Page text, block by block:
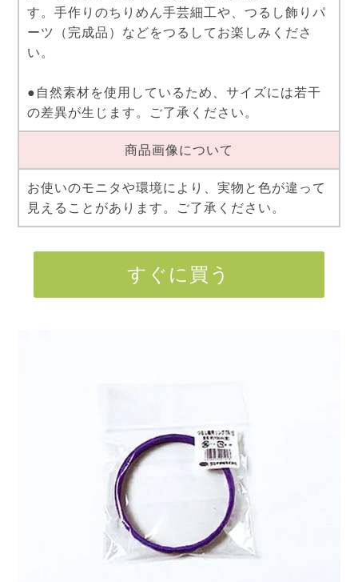
す。手作りのちりめん手芸細工や、つるし飾りパ
ーツ（完成品）などをつるしてお楽しみくださ
い。
●自然素材を使用しているため、サイズには若干
の差異が生じます。ご了承ください。
商品画像について
お使いのモニタや環境により、実物と色が違って
見えることがあります。ご了承ください。
すぐに買う